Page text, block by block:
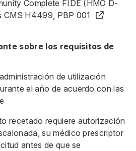
Complete FIDE (HMO D-
CMS H4499, PBP 001
sobre los requisitos de
de utilización
el año de acuerdo con las
recetado requiere autorización
su médico prescriptor
antes de que se